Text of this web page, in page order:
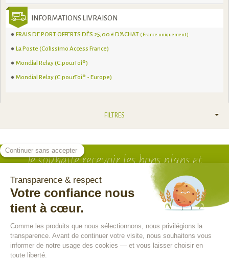
INFORMATIONS LIVRAISON
FRAIS DE PORT OFFERTS DÈS 25,00 € D'ACHAT ( France uniquement )
La Poste (Colissimo Access France)
Mondial Relay (C.pourToi®)
Mondial Relay (C.pourToi® - Europe)
FILTRES
Je souhaite recevoirles bons plans et
nouveautés !
je m'inscris